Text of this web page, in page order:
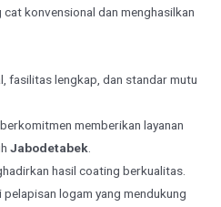
konvensional dan menghasilkan
fasilitas lengkap, dan standar mutu
memberikan layanan
Jabodetabek
hasil coating berkualitas.
logam yang mendukung